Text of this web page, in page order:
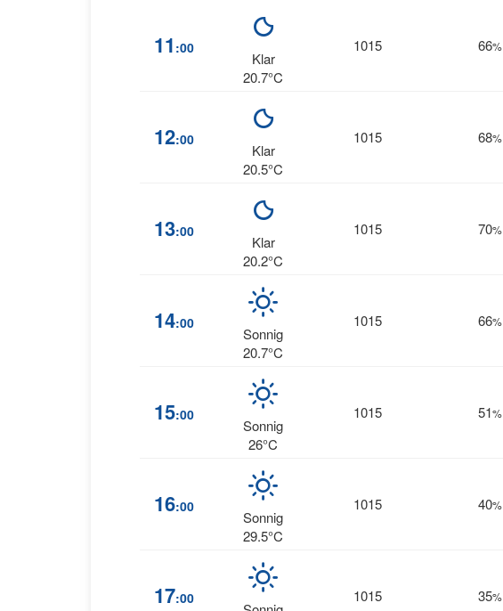
11 :00
Klar
20.7°C
1015 66%
12:00
Klar
20.5°C
1015 68%
13:00
Klar
20.2°C
1015 70%
14:00
Sonnig
20.7°C
1015 66%
15:00
Sonnig
26°C
1015 51%
16:00
Sonnig
29.5°C
1015 40%
17:00 1015 35%